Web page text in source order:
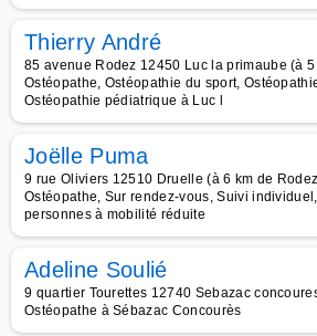
Thierry André
85 avenue Rodez 12450 Luc la primaube (à
Ostéopathe, Ostéopathie du sport,
Ostéopathie pédiatrique à Luc l
Joëlle Puma
9 rue Oliviers 12510 Druelle (à 6 km de
Ostéopathe, Sur rendez-vous, Suivi
personnes à mobilité réduite
Adeline Soulié
9 quartier Tourettes 12740 Sebazac
Ostéopathe à Sébazac Concourès